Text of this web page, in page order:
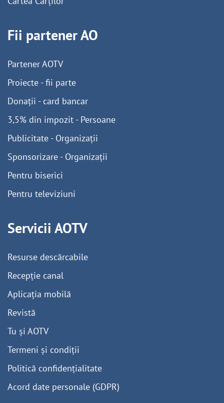
Fii partener AO
Partener AOTV
Proiecte - fii parte
Donații - card bancar
3,5% din impozit - Persoane
Publicitate - Organizații
Sponsorizare - Organizații
Pentru biserici
Pentru televiziuni
Servicii AOTV
Resurse descărcabile
Recepție canal
Aplicația mobilă
Revistă
Tu și AOTV
Termeni și condiții
Politică confidențialitate
Acord date personale (GDPR)